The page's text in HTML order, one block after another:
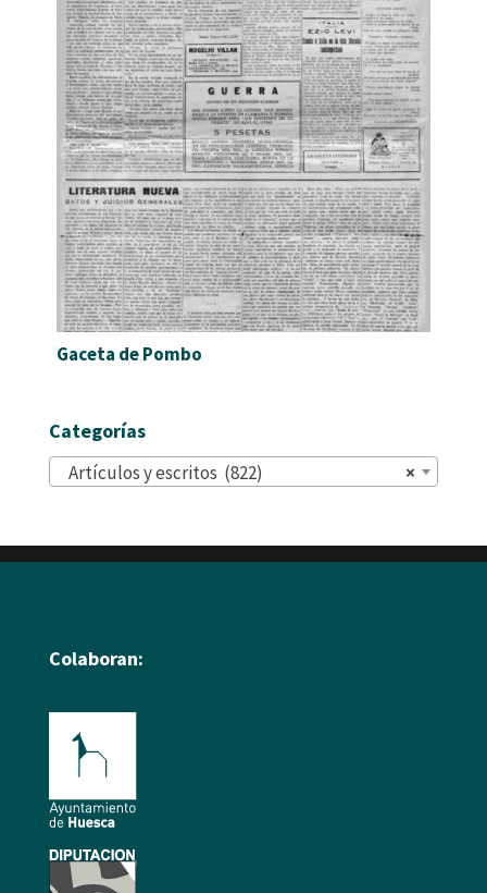
Gaceta de Pombo
Categorías
×
Artículos y escritos (822)
Colaboran: